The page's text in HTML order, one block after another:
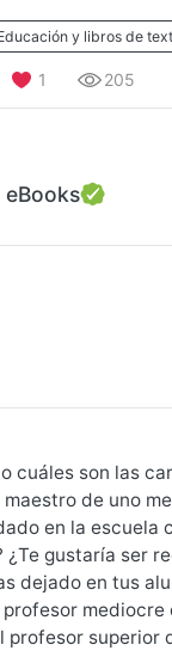
y libros de
1 205
cuáles son las
de uno
en la escuela
¿Te gustaría ser
dejado en tus
mediocre
profesor superior